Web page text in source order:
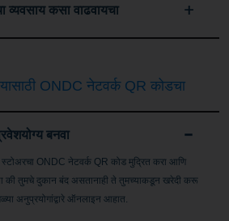
व्यवसाय कसा वाढवायचा
ONDC नेटवर्क QR कोडचा
बनवा
स्टोअरचा ONDC नेटवर्क QR कोड मुद्रित करा आणि
की तुमचे दुकान बंद असतानाही ते तुमच्याकडून खरेदी करू
अनुप्रयोगांद्वारे ऑनलाइन आहात.